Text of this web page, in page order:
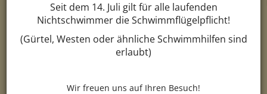
Login
Bitte loggen Sie sich mit dem untenstehenden Formular
Seit dem 14. Juli gilt für alle laufenden
Nichtschwimmer die Schwimmflügelpflicht!
(Gürtel, Westen oder ähnliche Schwimmhilfen sind
erlaubt)
Wir freuen uns auf Ihren Besuch!